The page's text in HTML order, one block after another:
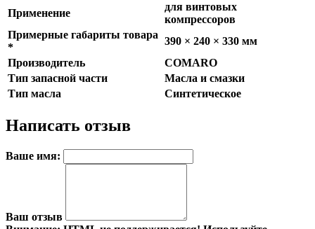
Применение
для винтовых
компрессоров
Примерные габариты товара
*
390 × 240 × 330 мм
Производитель
COMARO
Тип запасной части
Масла и смазки
Тип масла
Синтетическое
Написать отзыв
Ваше имя:
Ваш отзыв